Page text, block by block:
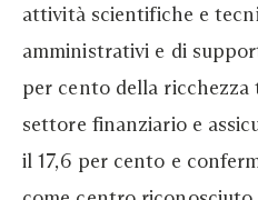
attività scientifiche e
amministrativi e di
per cento della
settore finanziario e
il 17,6 per cento e